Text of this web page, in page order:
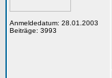
Anmeldedatum: 28.01.2003
Beiträge: 3993